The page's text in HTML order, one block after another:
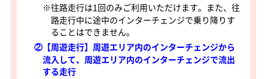
※往路走行は1回のみご利用いただけます。また、往
路走行中に途中のインターチェンジで乗り降りす
ることはできません。
②【周遊走行】周遊エリア内のインターチェンジから
流入して、周遊エリア内のインターチェンジで流出
する走行